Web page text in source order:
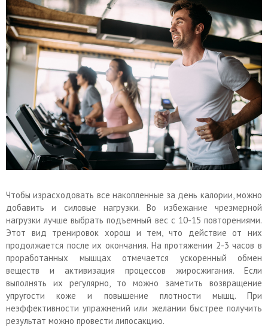
Чтобы израсходовать все накопленные за день калории, можно
добавить и силовые нагрузки. Во избежание чрезмерной
нагрузки лучше выбрать подъемный вес с 10-15 повторениями.
Этот вид тренировок хорош и тем, что действие от них
продолжается после их окончания. На протяжении 2-3 часов в
проработанных мышцах отмечается ускоренный обмен
веществ и активизация процессов жиросжигания. Если
выполнять их регулярно, то можно заметить возвращение
упругости коже и повышение плотности мышц. При
неэффективности упражнений или желании быстрее получить
результат можно провести липосакцию.